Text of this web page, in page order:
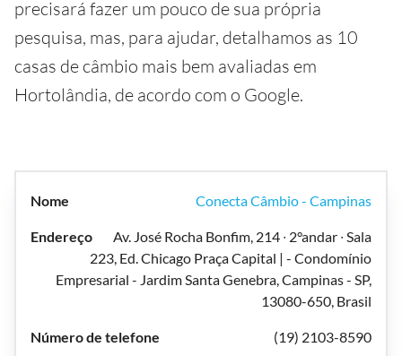
precisará fazer um pouco de sua própria
pesquisa, mas, para ajudar, detalhamos as 10
casas de câmbio mais bem avaliadas em
Hortolândia, de acordo com o Google.
Conecta Câmbio - Campinas
Av. José Rocha Bonfim, 214 ∙ 2°andar ∙ Sala
223, Ed. Chicago Praça Capital | - Condomínio
Empresarial - Jardim Santa Genebra, Campinas - SP,
13080-650, Brasil
(19) 2103-8590